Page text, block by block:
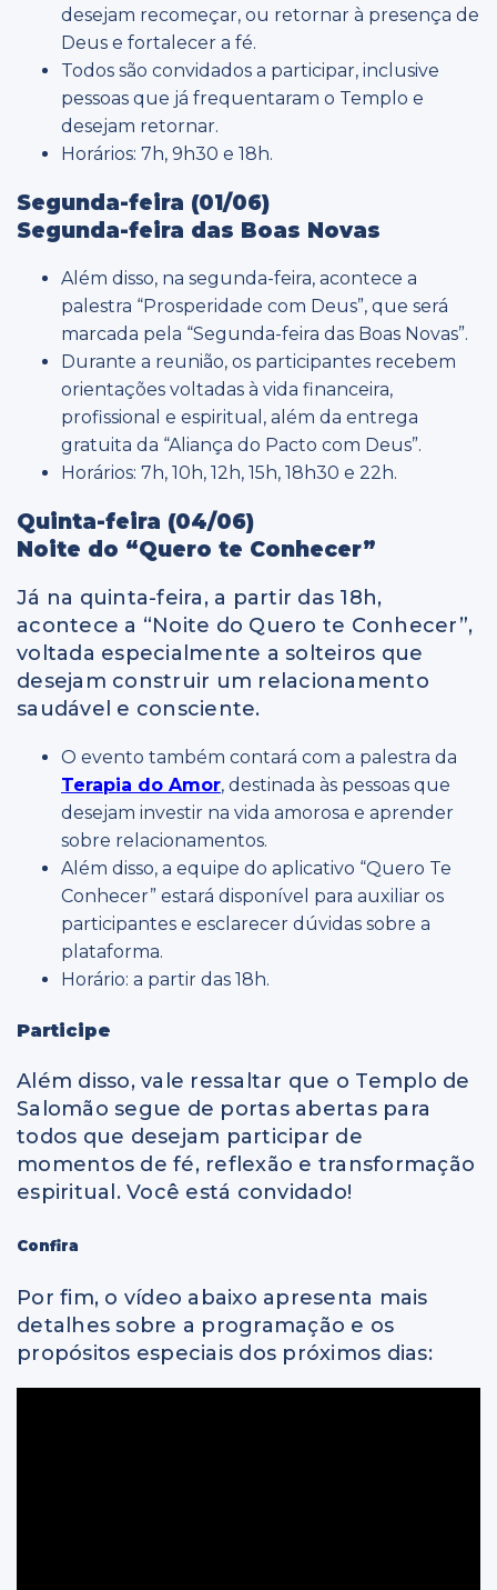
desejam recomeçar, ou retornar à presença de
Deus e fortalecer a fé.
Todos são convidados a participar, inclusive
pessoas que já frequentaram o Templo e
desejam retornar.
Horários: 7h, 9h30 e 18h.
Segunda-feira (01/06)
Segunda-feira das Boas Novas
Além disso, na segunda-feira, acontece a
palestra “Prosperidade com Deus”, que será
marcada pela “Segunda-feira das Boas Novas”.
Durante a reunião, os participantes recebem
orientações voltadas à vida financeira,
profissional e espiritual, além da entrega
gratuita da “Aliança do Pacto com Deus”.
Horários: 7h, 10h, 12h, 15h, 18h30 e 22h.
Quinta-feira (04/06)
Noite do “Quero te Conhecer”
Já na quinta-feira, a partir das 18h,
acontece a “Noite do Quero te Conhecer”,
voltada especialmente a solteiros que
desejam construir um relacionamento
saudável e consciente.
O evento também contará com a palestra da
Terapia do Amor, destinada às pessoas que
desejam investir na vida amorosa e aprender
sobre relacionamentos.
Além disso, a equipe do aplicativo “Quero Te
Conhecer” estará disponível para auxiliar os
participantes e esclarecer dúvidas sobre a
plataforma.
Horário: a partir das 18h.
Participe
Além disso, vale ressaltar que o Templo de
Salomão segue de portas abertas para
todos que desejam participar de
momentos de fé, reflexão e transformação
espiritual. Você está convidado!
Confira
Por fim, o vídeo abaixo apresenta mais
detalhes sobre a programação e os
propósitos especiais dos próximos dias: